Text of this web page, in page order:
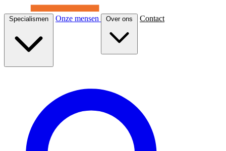
Specialismen Onze mensen Over ons Contact